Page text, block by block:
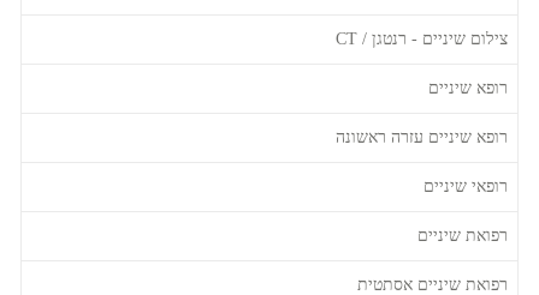
צילום שיניים - רנטגן / CT
רופא שיניים
רופא שיניים עזרה ראשונה
רופאי שיניים
רפואת שיניים
רפואת שיניים אסתטית